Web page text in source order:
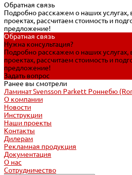
Обратная связь
Подробно расскажем о наших услугах,
проектах, рассчитаем стоимость и
предложение!
Обратная связь
Нужна консультация?
Подробно расскажем о наших услугах,
проектах, рассчитаем стоимость и
предложение!
Задать вопрос
Ранее вы смотрели
Ламинат Svensson Parkett Роннебю
О компании
Новости
Инструкции
Наши проекты
Контакты
Дилерам
Рекламная продукция
Документация
О нас
Сотрудничество